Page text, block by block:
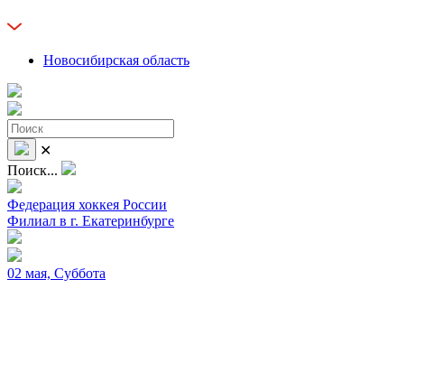
Новосибирская область
✕
Поиск...
Федерация хоккея России
Филиал в г. Екатеринбурге
02 мая, Суббота